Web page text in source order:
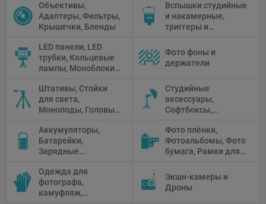
Объективы,
Адаптеры, Фильтры,
Крышечки, Бленды
Вспышки студийные
и накамерные,
триггеры и
LED панели, LED
трубки, Кольцевые
лампы, Моноблоки,
Флуоресцентное и
галогенное
освещение
Фото фоны и
держатели
Штативы, Стойки
для света,
Моноподы, Головы
Студийные
аксессуары,
Софтбоксы,
Рефлекторы,
Отражатели,
Предметные
Аккумуляторы,
Батарейки,
Зарядные
питания, Солнечные
панели
Фото плёнки,
Фотоальбомы, Фото
бумага, Рамки для
камеры
Одежда для
фотографа,
камуфляж,
Экшн-камеры и
Дроны